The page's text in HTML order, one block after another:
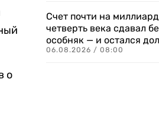
о
Счет почти на
четверть века сдавал
особняк — и остался
06.08.2026 / 08:00